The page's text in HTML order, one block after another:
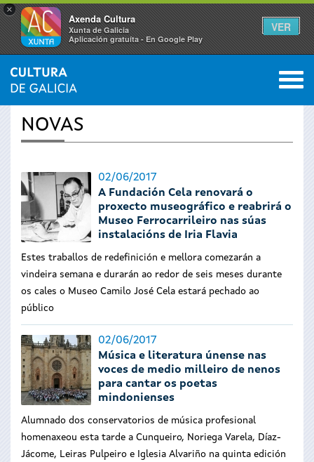
×
Axenda Cultura
Xunta de Galicia
Aplicación gratuíta - En Google Play
VER
Vostede
está
aquí
INICIO › ACTUALIDADE 0
NOVAS
02/06/2017
A Fundación Cela renovará o
proxecto museográfico e reabrirá o
Museo Ferrocarrileiro nas súas
instalacións de Iria Flavia
Estes traballos de redefinición e mellora comezarán a
vindeira semana e durarán ao redor de seis meses durante
os cales o Museo Camilo José Cela estará pechado ao
público
02/06/2017
Música e literatura únense nas
voces de medio milleiro de nenos
para cantar os poetas
mindonienses
Alumnado dos conservatorios de música profesional
homenaxeou esta tarde a Cunqueiro, Noriega Varela, Díaz-
Jácome, Leiras Pulpeiro e Iglesia Alvariño na quinta edición